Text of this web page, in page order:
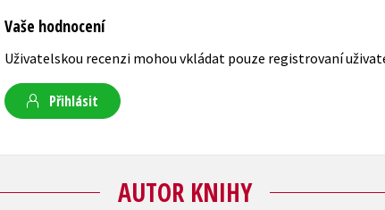
Vaše hodnocení
Uživatelskou recenzi mohou vkládat pouze registrovaní
Přihlásit
AUTOR KNIHY